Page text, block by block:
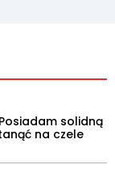
Posiadam solidną
na czele